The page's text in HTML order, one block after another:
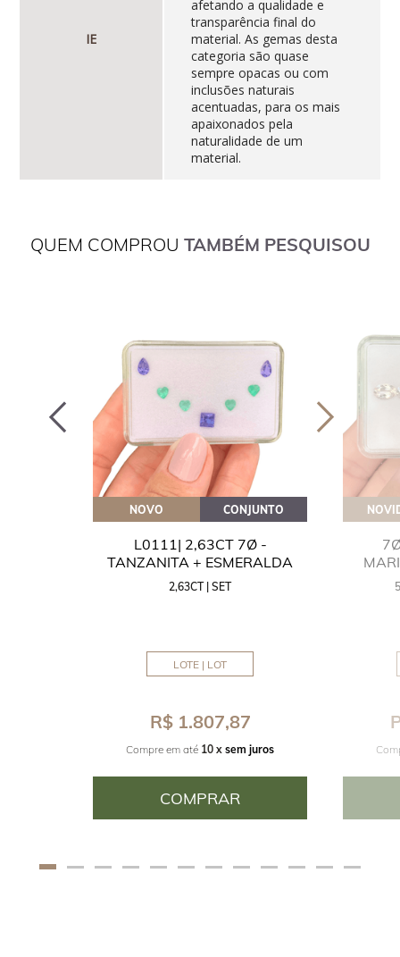
IE
afetando a qualidade e
transparência final do
material. As gemas desta
categoria são quase
sempre opacas ou com
inclusões naturais
acentuadas, para os mais
apaixonados pela
naturalidade de um
material.
QUEM COMPROU TAMBÉM PESQUISOU
NOVO CONJUNTO
L0111| 2,63CT 7Ø -
TANZANITA + ESMERALDA
2,63CT | SET
LOTE | LOT
R$ 1.807,87
Compre em até 10 x sem juros
COMPRAR